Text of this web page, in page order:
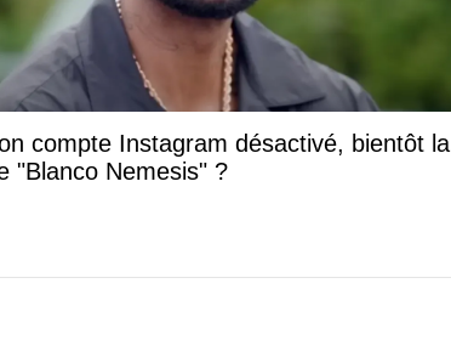
compte Instagram désactivé, bientôt la
"Blanco Nemesis" ?